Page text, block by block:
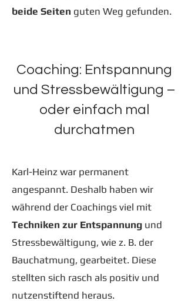
beide Seiten guten Weg gefunden.
Coaching: Entspannung
und Stressbewältigung –
oder einfach mal
durchatmen
Karl-Heinz war permanent
angespannt. Deshalb haben wir
während der Coachings viel mit
Techniken zur Entspannung und
Stressbewältigung, wie z. B. der
Bauchatmung, gearbeitet. Diese
stellten sich rasch als positiv und
nutzenstiftend heraus.